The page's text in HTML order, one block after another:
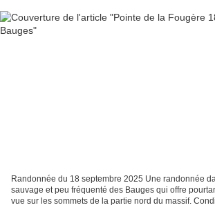
Randonnée du 18 septembre 2025 Une randonnée
sauvage et peu fréquenté des Bauges qui offre
vue sur les sommets de la partie nord du massif.